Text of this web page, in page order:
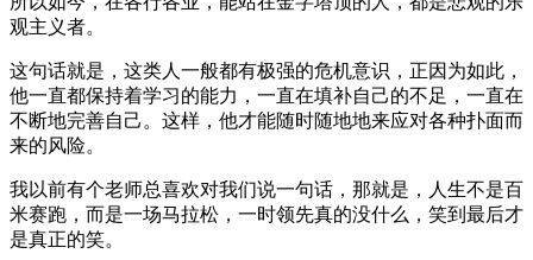
观主义者。
这句话就是，这类人一般都有极强的危机意识，正因为如此，
他一直都保持着学习的能力，一直在填补自己的不足，一直在
不断地完善自己。这样，他才能随时随地地来应对各种扑面而
来的风险。
我以前有个老师总喜欢对我们说一句话，那就是，人生不是百
米赛跑，而是一场马拉松，一时领先真的没什么，笑到最后才
是真正的笑。